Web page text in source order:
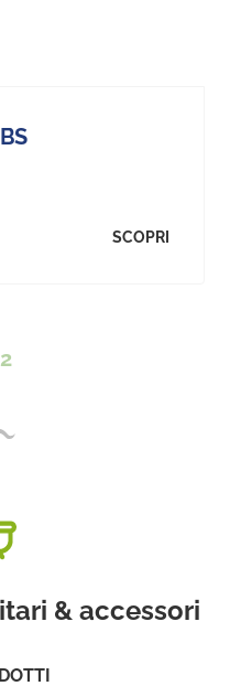
SCOPRI
2
& accessori